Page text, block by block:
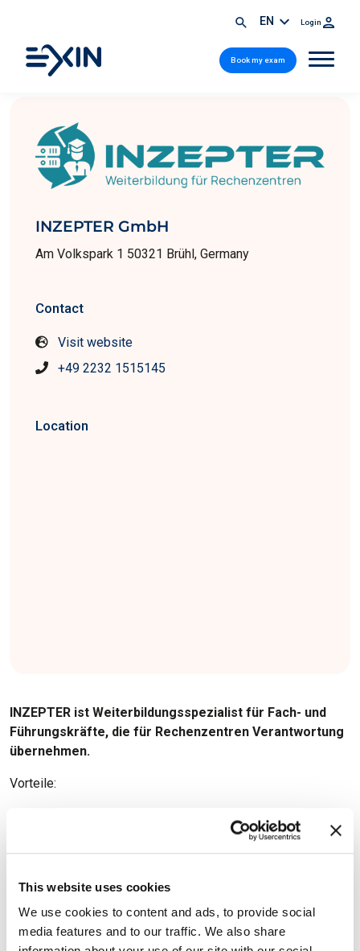
This website uses cookies
We use cookies to content and ads, to provide social
media features and to our traffic. We also share
EN Login
Book my exam
INZEPTER GmbH
Am Volkspark 1 50321 Brühl, Germany
Contact
Visit website
+49 2232 1515145
Location
INZEPTER ist Weiterbildungsspezialist für Fach- und
Führungskräfte, die für Rechenzentren Verantwortung
übernehmen.
Vorteile:
Schulungen
Rückgang der Ausfallwahrscheinlichkeit durch Erhöhung der
RZ-Compliance